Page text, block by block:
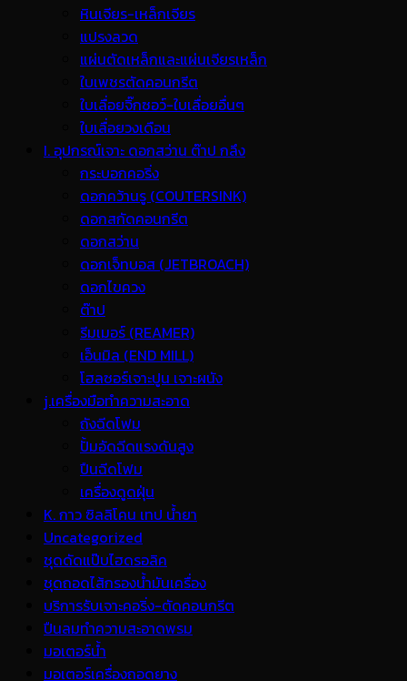
หินเจียร-เหล็กเจียร
แปรงลวด
แผ่นตัดเหล็กและแผ่นเจียรเหล็ก
ใบเพชรตัดคอนกรีต
ใบเลื่อยจิ๊กซอว์-ใบเลื่อยอื่นๆ
ใบเลื่อยวงเดือน
I. อุปกรณ์เจาะ ดอกสว่าน ต๊าป กลึง
กระบอกคอริ่ง
ดอกคว้านรู (COUTERSINK)
ดอกสกัดคอนกรีต
ดอกสว่าน
ดอกเจ็ทบอส (JETBROACH)
ดอกไขควง
ต๊าป
รีมเมอร์ (REAMER)
เอ็นมิล (END MILL)
โฮลซอร์เจาะปูน เจาะผนัง
j.เครื่องมือทำความสะอาด
ถังฉีดโฟม
ปั้มอัดฉีดแรงดันสูง
ปืนฉีดโฟม
เครื่องดูดฝุ่น
K. กาว ซิลลิโคน เทป น้ำยา
Uncategorized
ชุดดัดแป๊บไฮดรอลิค
ชุดถอดไส้กรองน้ำมันเครื่อง
บริการรับเจาะคอริ่ง-ตัดคอนกรีต
ปืนลมทำความสะอาดพรม
มอเตอร์น้ำ
มอเตอร์เครื่องถอดยาง